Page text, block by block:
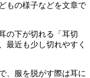
もの様子などを文章で
の下が切れる「耳切
最近も少し切れやすく
、服を脱がす際は耳に